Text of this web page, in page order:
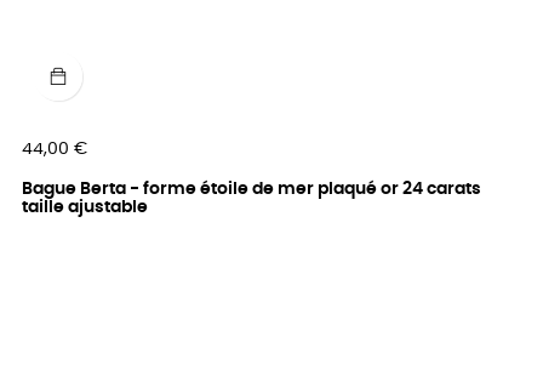
Prix
44,00 €
Bague Berta - forme étoile de mer plaqué or 24 carats
taille ajustable